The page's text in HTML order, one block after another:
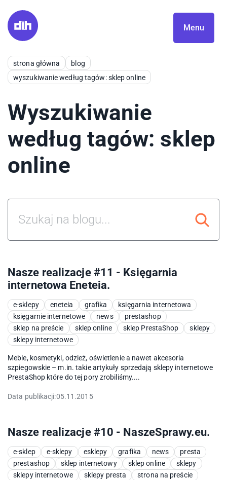
Menu
strona główna
blog
wyszukiwanie według tagów: sklep online
Wyszukiwanie
według tagów: sklep
online
Nasze realizacje #11 - Księgarnia
internetowa Eneteia.
e-sklepy eneteia grafika
księgarnia internetowa
księgarnie internetowe
news
prestashop
sklep na preście
sklep online sklep PrestaShop
sklepy
sklepy internetowe
Meble, kosmetyki, odzież, oświetlenie a nawet akcesoria
szpiegowskie – m.in. takie artykuły sprzedają sklepy internetowe
PrestaShop które do tej pory zrobiliśmy....
Data publikacji:05.11.2015
Nasze realizacje #10 - NaszeSprawy.eu.
e-sklep e-sklepy esklepy grafika news
presta
prestashop
sklep internetowy sklep online
sklepy
sklepy internetowe
sklepy presta
strona na preście